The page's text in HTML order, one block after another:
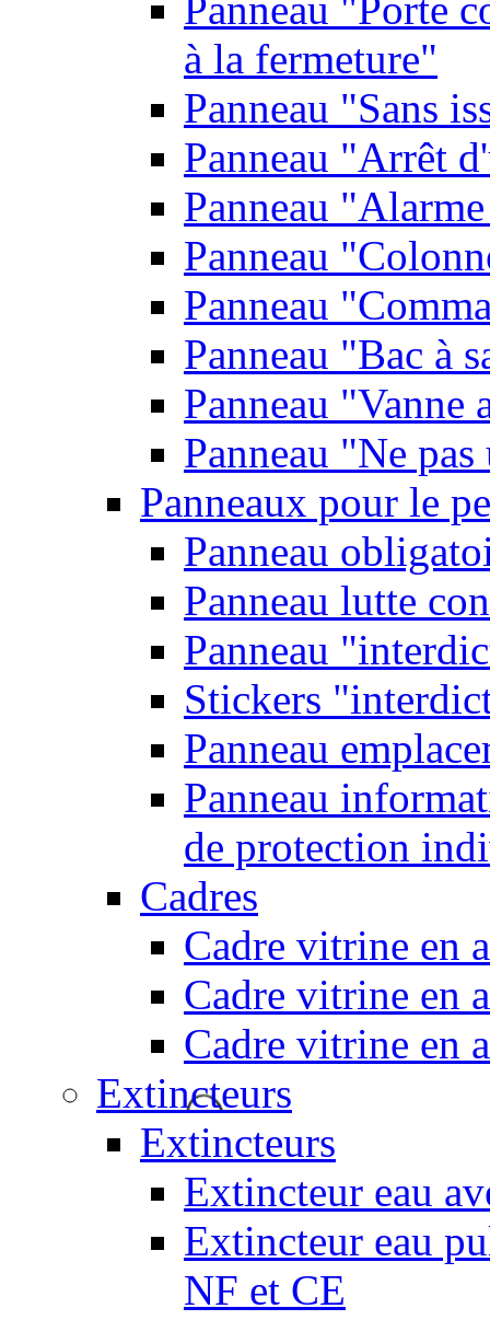
à la fermeture"
Panneau "Sans
Panneau "Arrêt
Panneau
Panneau
Panneau
Panneau "Bac à
Panneau "Vanne
Panneau "Ne
Panneaux pour le
Panneau
Panneau lutte
Panneau
Stickers
Panneau
Panneau
de protection
Cadres
Cadre vitrine en
Cadre vitrine en
Cadre vitrine en
Extincteurs
Extincteurs
Extincteur eau
Extincteur eau
NF et CE